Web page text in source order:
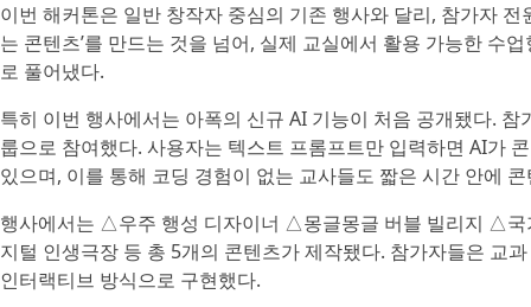
이번 해커톤은 일반 창작자 중심의 기존 행사와 달리, 참가자
는 콘텐츠’를 만드는 것을 넘어, 실제 교실에서 활용 가능한 수
로 풀어냈다.
특히 이번 행사에서는 아폭의 신규 AI 기능이 처음 공개됐다.
룹으로 참여했다. 사용자는 텍스트 프롬프트만 입력하면 AI가
있으며, 이를 통해 코딩 경험이 없는 교사들도 짧은 시간 안에
행사에서는 △우주 행성 디자이너 △몽글몽글 버블 빌리지 △
지털 인생극장 등 총 5개의 콘텐츠가 제작됐다. 참가자들은 교
인터랙티브 방식으로 구현했다.